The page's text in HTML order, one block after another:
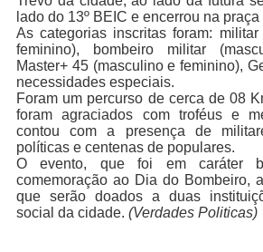
lado do 13º BEIC e encerrou na
As categorias inscritas foram:
feminino), bombeiro militar
Master+ 45 (masculino e feminino),
necessidades especiais.
Foram um percurso de cerca de 08
foram agraciados com troféus e
contou com a presença de
políticas e centenas de populares.
O evento, que foi em caráter
comemoração ao Dia do Bombeiro,
que serão doados a duas
social da cidade. (Verdades Politicas)